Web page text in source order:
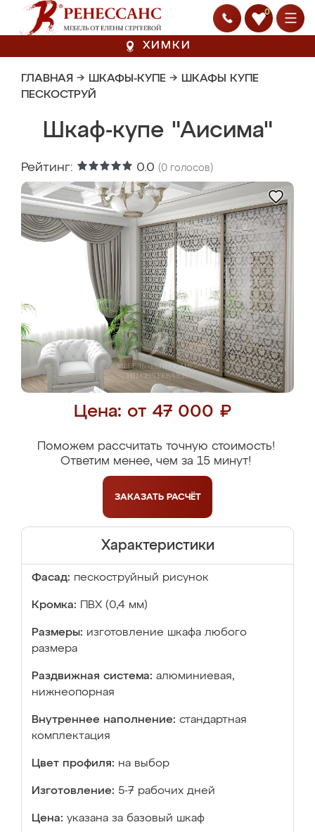
0
ХИМКИ
ГЛАВНАЯ → ШКАФЫ-КУПЕ → ШКАФЫ КУПЕ
ПЕСКОСТРУЙ
Шкаф-купе "Аисима"
Рейтинг: 0.0 (0 голосов)
Цена: от 47 000 ₽
Поможем рассчитать точную стоимость!
Ответим менее, чем за 15 минут!
ЗАКАЗАТЬ РАСЧЁТ
Характеристики
Фасад: пескоструйный рисунок
Кромка: ПВХ (0,4 мм)
Размеры: изготовление шкафа любого
размера
Раздвижная система: алюминиевая,
нижнеопорная
Внутреннее наполнение: стандартная
комплектация
Цвет профиля: на выбор
Изготовление: 5-7 рабочих дней
Цена: указана за базовый шкаф